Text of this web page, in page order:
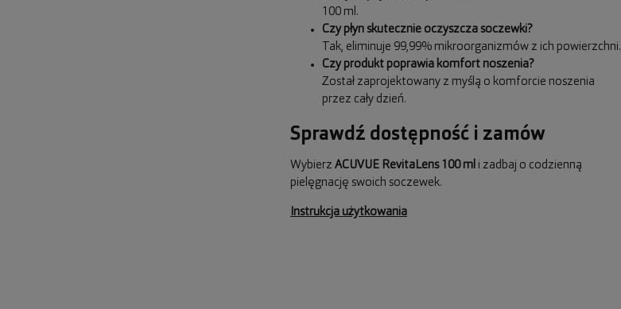
100 ml.
Czy płyn skutecznie oczyszcza soczewki?
Tak, eliminuje 99,99% mikroorganizmów z ich powierzchni.
Czy produkt poprawia komfort noszenia?
Został zaprojektowany z myślą o komforcie noszenia
przez cały dzień.
Sprawdź dostępność i zamów
Wybierz ACUVUE RevitaLens 100 ml i zadbaj o codzienną
pielęgnację swoich soczewek.
Instrukcja użytkowania